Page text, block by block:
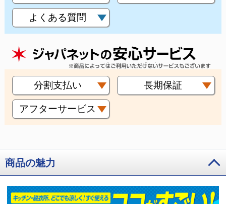
よくある質問
分割支払い 長期保証
アフターサービス
商品の魅力